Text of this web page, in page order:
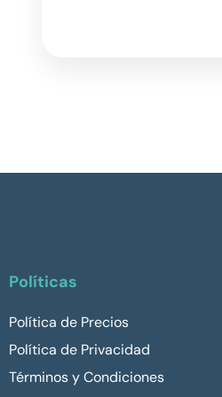
Políticas
Política de Precios
Política de Privacidad
Términos y Condiciones